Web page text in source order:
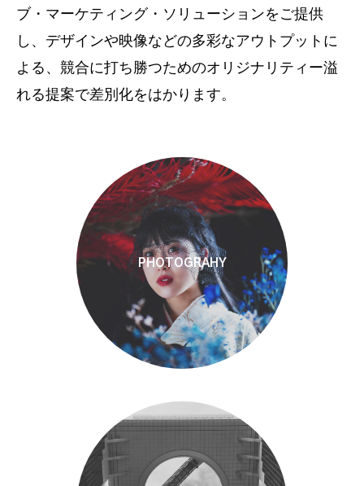
ブ・マーケティング・ソリューションをご提供
し、デザインや映像などの多彩なアウトプットに
よる、 競合に打ち勝つためのオリジナリティー溢
れる提案で差別化をはかります。
PHOTOGRAHY